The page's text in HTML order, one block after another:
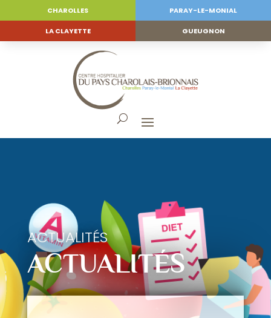
CHAROLLES PARAY-LE-MONIAL
LA CLAYETTE GUEUGNON
ACTUALITÉS
ACTUALITÉS